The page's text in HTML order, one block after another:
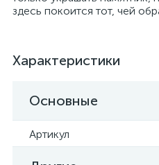
здесь покоится тот, чей
Характеристики
Основные
Артикул